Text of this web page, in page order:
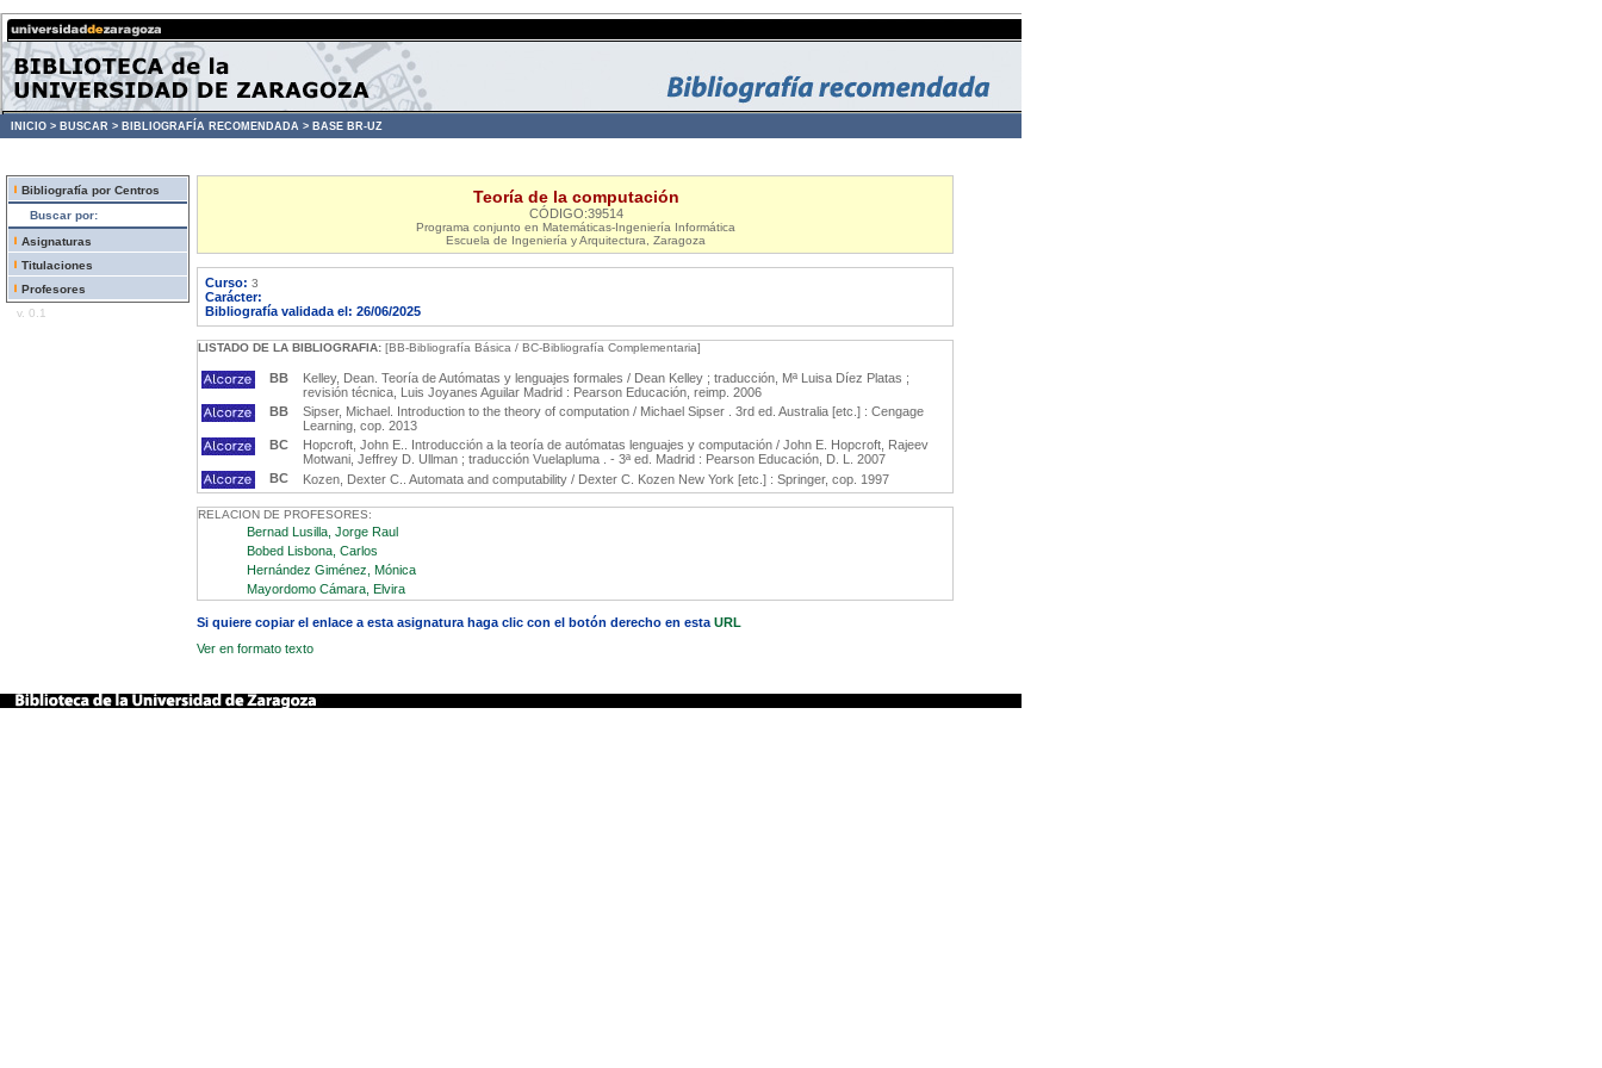
INICIO > BUSCAR > BIBLIOGRAFÍA RECOMENDADA > BASE BR-UZ
Bibliografía por Centros
Buscar por:
Asignaturas
Titulaciones
Profesores
v. 0.1
Teoría de la computación
CÓDIGO:39514
Programa conjunto en Matemáticas-Ingeniería Informática
Escuela de Ingeniería y Arquitectura, Zaragoza
Curso: 3
Carácter:
Bibliografía validada el: 26/06/2025
LISTADO DE LA BIBLIOGRAFIA: [BB-Bibliografía Básica / BC-Bibliografía Complementaria]
BB
Kelley, Dean. Teoría de Autómatas y lenguajes formales / Dean Kelley ; traducción, Mª Luisa Díez Platas ;
revisión técnica, Luis Joyanes Aguilar Madrid : Pearson Educación, reimp. 2006
BB
Sipser, Michael. Introduction to the theory of computation / Michael Sipser . 3rd ed. Australia [etc.] : Cengage
Learning, cop. 2013
BC
Hopcroft, John E.. Introducción a la teoría de autómatas lenguajes y computación / John E. Hopcroft, Rajeev
Motwani, Jeffrey D. Ullman ; traducción Vuelapluma . - 3ª ed. Madrid : Pearson Educación, D. L. 2007
BC
Kozen, Dexter C.. Automata and computability / Dexter C. Kozen New York [etc.] : Springer, cop. 1997
RELACION DE PROFESORES:
Bernad Lusilla, Jorge Raul
Bobed Lisbona, Carlos
Hernández Giménez, Mónica
Mayordomo Cámara, Elvira
Si quiere copiar el enlace a esta asignatura haga clic con el botón derecho en esta URL
Ver en formato texto